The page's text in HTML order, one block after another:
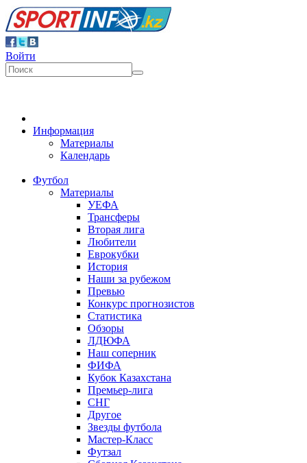
Войти
Информация
Материалы
Календарь
Футбол
Материалы
УЕФА
Трансферы
Вторая лига
Любители
Еврокубки
История
Наши за рубежом
Превью
Конкурс прогнозистов
Статистика
Обзоры
ЛДЮФА
Наш соперник
ФИФА
Кубок Казахстана
Премьер-лига
СНГ
Другое
Звезды футбола
Мастер-Класс
Футзал